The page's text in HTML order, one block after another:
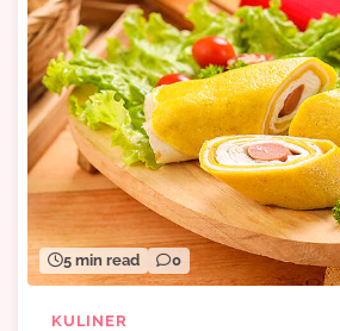
5 min read 0
KULINER